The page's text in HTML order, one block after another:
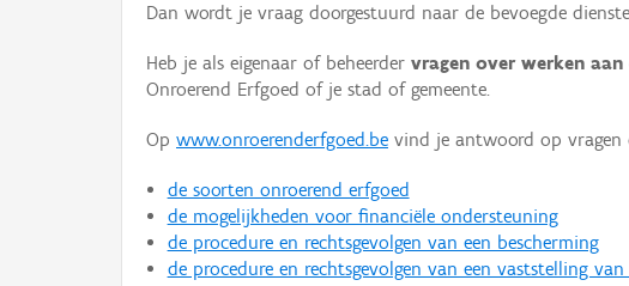
Dan wordt je vraag doorgestuurd naar de bevoegde
Heb je als eigenaar of beheerder vragen over werken aan
Onroerend Erfgoed of je stad of gemeente.
Op www.onroerenderfgoed.be vind je antwoord op vragen
de soorten onroerend erfgoed
de mogelijkheden voor financiële ondersteuning
de procedure en rechtsgevolgen van een bescherming
de procedure en rechtsgevolgen van een vaststelling